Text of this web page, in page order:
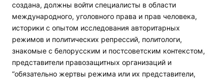
создана, должны войти специалисты в области
международного, уголовного права и прав человека,
историки с опытом исследования авторитарных
режимов и политических репрессий, политологи,
знакомые с белорусским и постсоветским контекстом,
представители правозащитных организаций и
“обязательно жертвы режима или их представители,